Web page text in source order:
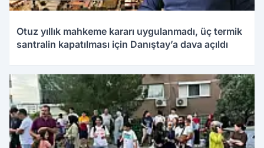
Otuz yıllık mahkeme kararı uygulanmadı, üç termik
santralin kapatılması için Danıştay’a dava açıldı